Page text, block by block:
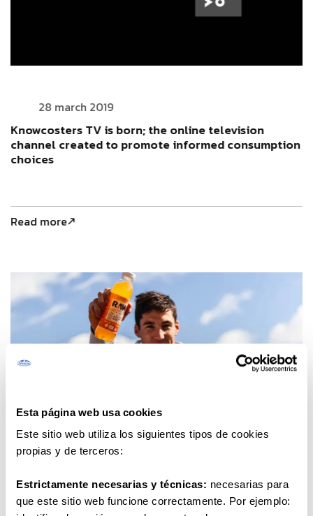
Esta página web usa cookies
Este sitio web utiliza los siguientes tipos de cookies
propias y de terceros:
Estrictamente necesarias y técnicas: necesarias para
que este sitio web funcione correctamente. Por ejemplo:
28 march 2019
Knowcosters TV is born; the online television
channel created to promote informed consumption
choices
Read more
7 march 2019
Aleix Espargaró becomes a shareholder and the
face of RAW Superdrink, the first 100% organic
isotonic drink